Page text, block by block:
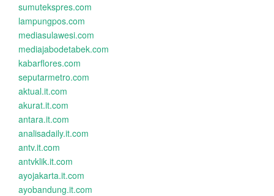
sumutekspres.com
lampungpos.com
mediasulawesi.com
mediajabodetabek.com
kabarflores.com
seputarmetro.com
aktual.it.com
akurat.it.com
antara.it.com
analisadaily.it.com
antv.it.com
antvklik.it.com
ayojakarta.it.com
ayobandung.it.com